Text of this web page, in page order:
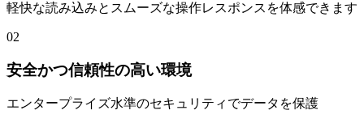
軽快な読み込みとスムーズな操作レスポンスを体感できます
02
安全かつ信頼性の高い環境
エンタープライズ水準のセキュリティでデータを保護